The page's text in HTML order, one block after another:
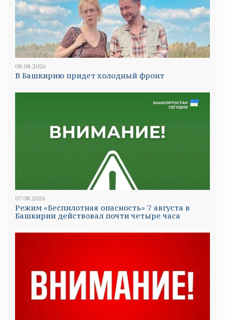
08.08.2026
В Башкирию придет холодный фронт
07.08.2026
Режим «Беспилотная опасность» 7 августа в
Башкирии действовал почти четыре часа